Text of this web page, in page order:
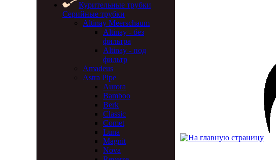
Курительные трубки
Серийные трубки
Altinay Meerschaum
Altinay - без
фильтра
Altinay - под
фильтр
Amadeus
Astra Pipe
Aurora
Bamboo
Berk
Classic
Comet
Luna
Magnit
Nova